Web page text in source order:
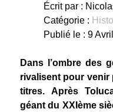
Écrit par :
Catégorie :
Publié le : 9
Dans l’ombre des
rivalisent pour venir
titres. Après
géant du XXIème